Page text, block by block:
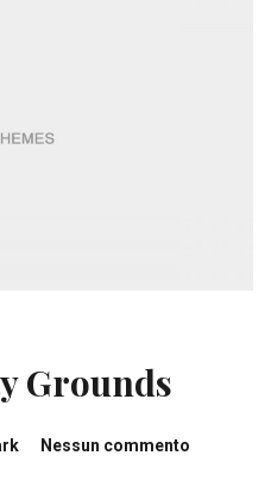
Grounds
Nessun commento